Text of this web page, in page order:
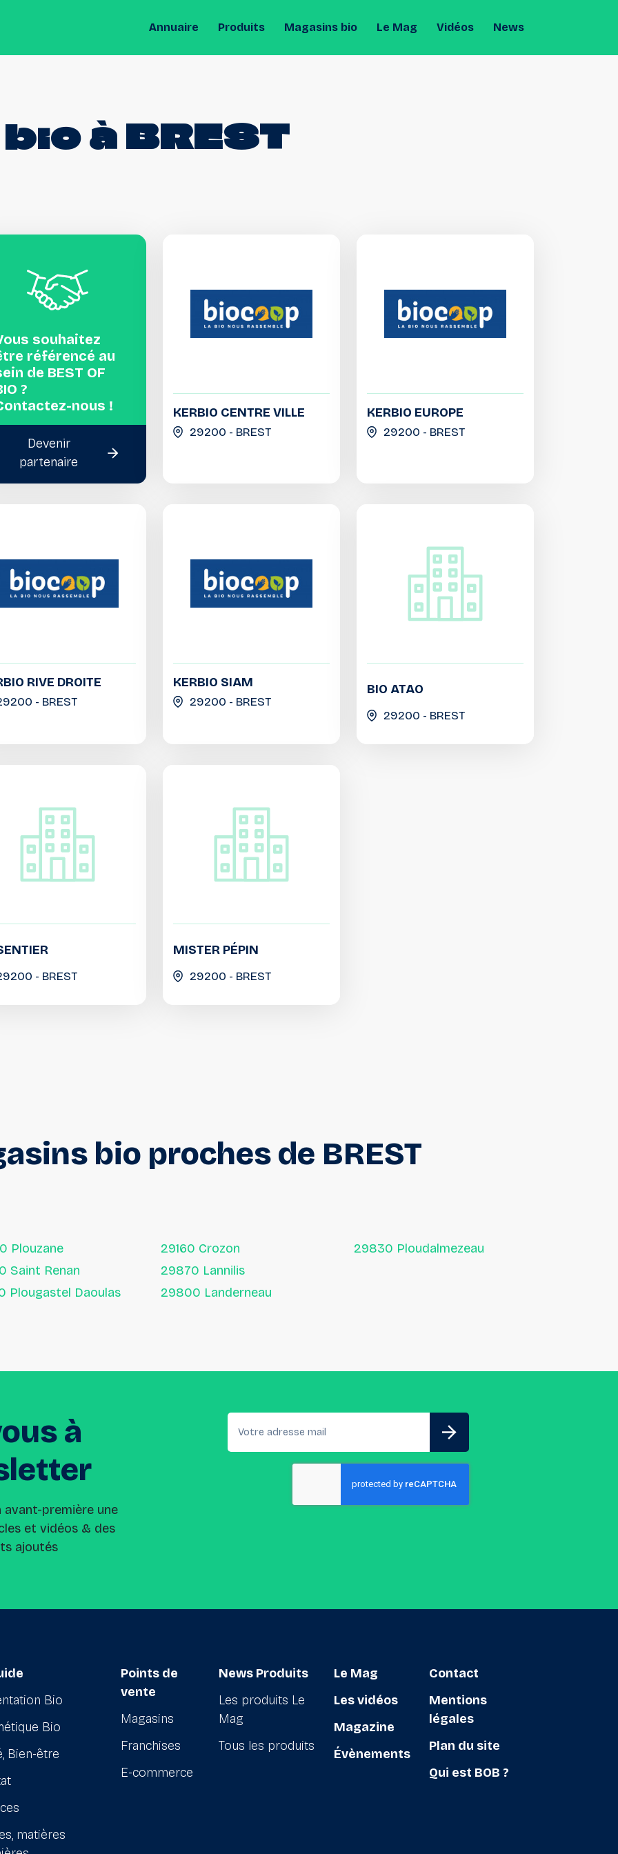
Annuaire Produits Magasins bio Le Mag Vidéos News
bioà BREST
souhaitez
référencé au
de BEST OF
?
nous !
Devenir
partenaire
KERBIO CENTRE VILLE
29200 - BREST
KERBIO EUROPE
29200 - BREST
RIVE DROITE
- BREST
KERBIO SIAM
29200 - BREST
BIO ATAO
29200 - BREST
- BREST
MISTER PÉPIN
29200 - BREST
bio proches de BREST
Plouzane
29290 Saint Renan
29470 Plougastel Daoulas
29160 Crozon
29870 Lannilis
29800 Landerneau
29830 Ploudalmezeau
à
avant-première une
et vidéos & des
ajoutés
Bio
Bio
Bien-être
matières
Points de
vente
Magasins
Franchises
E-commerce
News Produits
Les produits Le
Mag
Tous les produits
Le Mag
Les vidéos
Magazine
Évènements
Contact
Mentions
légales
Plan du site
Qui est BOB ?